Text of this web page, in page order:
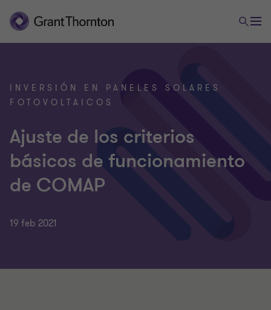
INVERSIÓN EN PANELES SOLARES
FOTOVOLTAICOS
Ajuste de los criterios
básicos de funcionamiento
de COMAP
19 feb 2021